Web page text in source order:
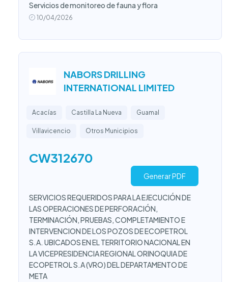
Servicios de monitoreo de fauna y flora
10/04/2026
NABORS DRILLING
INTERNATIONAL LIMITED
Acacías Castilla La Nueva Guamal
Villavicencio Otros Municipios
CW312670
Generar PDF
SERVICIOS REQUERIDOS PARA LA EJECUCIÓN DE
LAS OPERACIONES DE PERFORACIÓN,
TERMINACIÓN, PRUEBAS, COMPLETAMIENTO E
INTERVENCION DE LOS POZOS DE ECOPETROL
S.A. UBICADOS EN EL TERRITORIO NACIONAL EN
LA VICEPRESIDENCIA REGIONAL ORINOQUIA DE
ECOPETROL S.A (VRO) DEL DEPARTAMENTO DE
META